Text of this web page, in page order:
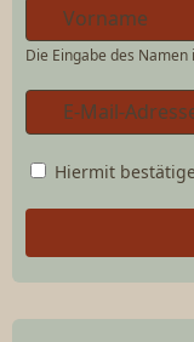
Die Eingabe des
Hiermit